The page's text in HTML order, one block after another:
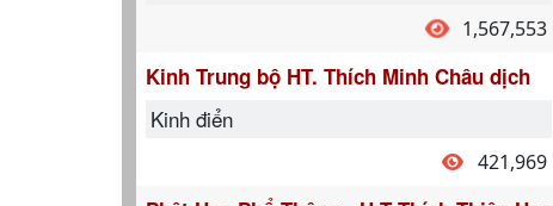
1,567,553
Kinh Trung bộ HT. Thích Minh Châu dịch
Kinh điển
421,969